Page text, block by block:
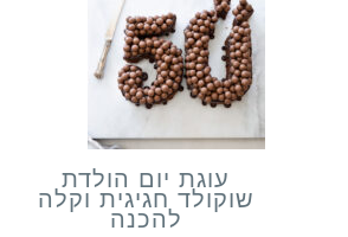
עוגת יום הולדת
שוקולד חגיגית וקלה
להכנה